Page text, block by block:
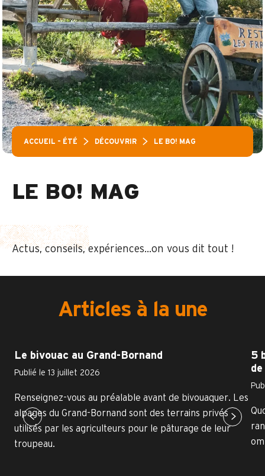
ACCUEIL – ÉTÉ DÉCOUVRIR LE BO! MAG
LE BO! MAG
Actus, conseils, expériences…on vous dit tout !
Articles à la une
Le bivouac au Grand-Bornand
Publié le 13 juillet 2026
Renseignez-vous au préalable avant de bivouaquer. Les
alpages du Grand-Bornand sont des terrains privés
utilisés par les agriculteurs pour le pâturage de leur
troupeau.
5